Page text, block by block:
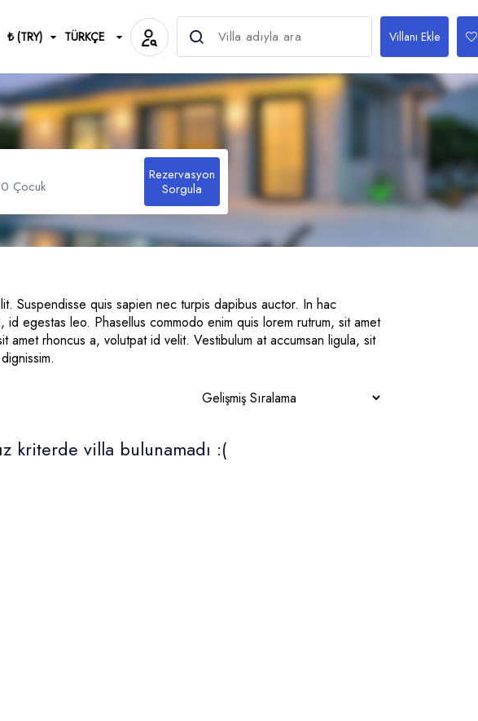
₺ (TRY) TÜRKÇE Villanı Ekle
0 Çocuk
0
Rezervasyon
Sorgula
Suspendisse quis sapien nec turpis dapibus auctor. In hac
egestas leo. Phasellus commodo enim quis lorem rutrum, sit amet
amet rhoncus a, volutpat id velit. Vestibulum at accumsan ligula, sit
kriterde villa bulunamadı :(
GBP- £